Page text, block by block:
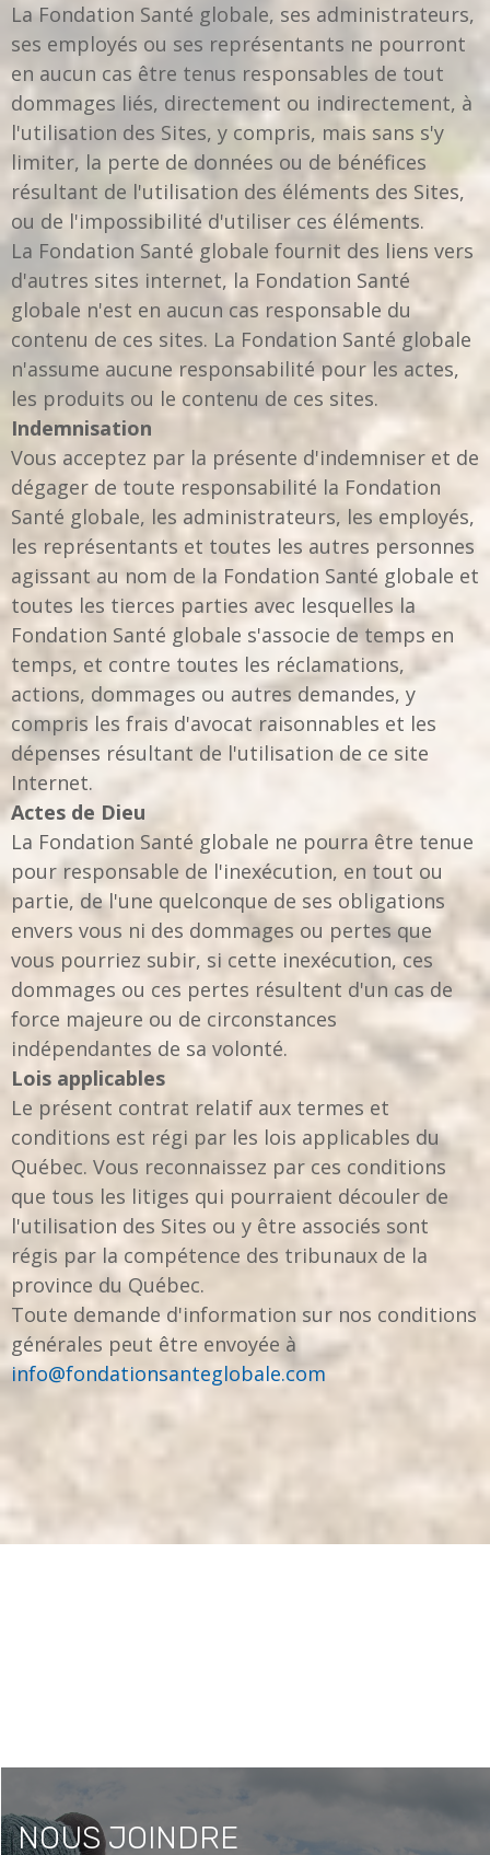
La Fondation Santé globale, ses administrateurs,
ses employés ou ses représentants ne pourront
en aucun cas être tenus responsables de tout
dommages liés, directement ou indirectement, à
l'utilisation des Sites, y compris, mais sans s'y
limiter, la perte de données ou de bénéfices
résultant de l'utilisation des éléments des Sites,
ou de l'impossibilité d'utiliser ces éléments.
La Fondation Santé globale fournit des liens vers
d'autres sites internet, la Fondation Santé
globale n'est en aucun cas responsable du
contenu de ces sites. La Fondation Santé globale
n'assume aucune responsabilité pour les actes,
les produits ou le contenu de ces sites.
Indemnisation
Vous acceptez par la présente d'indemniser et de
dégager de toute responsabilité la Fondation
Santé globale, les administrateurs, les employés,
les représentants et toutes les autres personnes
agissant au nom de la Fondation Santé globale et
toutes les tierces parties avec lesquelles la
Fondation Santé globale s'associe de temps en
temps, et contre toutes les réclamations,
actions, dommages ou autres demandes, y
compris les frais d'avocat raisonnables et les
dépenses résultant de l'utilisation de ce site
Internet.
Actes de Dieu
La Fondation Santé globale ne pourra être tenue
pour responsable de l'inexécution, en tout ou
partie, de l'une quelconque de ses obligations
envers vous ni des dommages ou pertes que
vous pourriez subir, si cette inexécution, ces
dommages ou ces pertes résultent d'un cas de
force majeure ou de circonstances
indépendantes de sa volonté.
Lois applicables
Le présent contrat relatif aux termes et
conditions est régi par les lois applicables du
Québec. Vous reconnaissez par ces conditions
que tous les litiges qui pourraient découler de
l'utilisation des Sites ou y être associés sont
régis par la compétence des tribunaux de la
province du Québec.
Toute demande d'information sur nos conditions
générales peut être envoyée à
info@fondationsanteglobale.com
NOUS JOINDRE